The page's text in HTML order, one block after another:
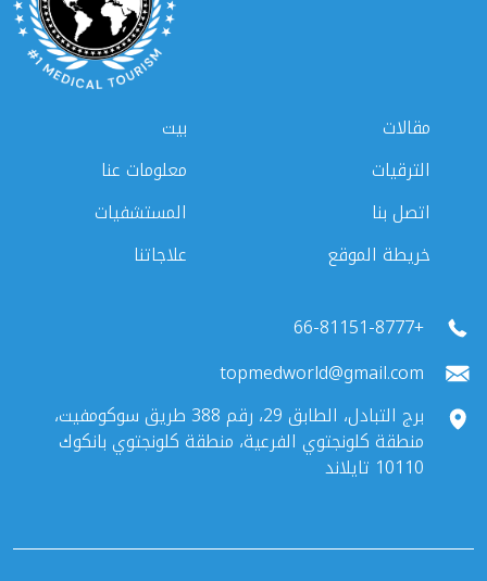
بيت
معلومات عنا
المستشفيات
علاجاتنا
مقالات
الترقيات
اتصل بنا
خريطة الموقع
+66-81151-8777
topmedworld@gmail.com
برج التبادل، الطابق 29، رقم 388 طريق سوكومفيت،
منطقة كلونجتوي الفرعية، منطقة كلونجتوي بانكوك
10110 تايلاند